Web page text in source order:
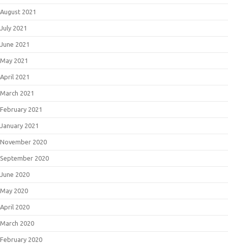
August 2021
July 2021
June 2021
May 2021
April 2021
March 2021
February 2021
January 2021
November 2020
September 2020
June 2020
May 2020
April 2020
March 2020
February 2020